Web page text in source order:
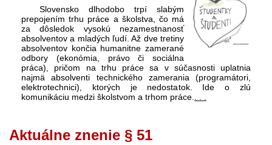
Slovensko dlhodobo trpí slabým
prepojením trhu práce a školstva, čo má
za dôsledok vysokú nezamestnanosť
absolventov a mladých ľudí. Až dve tretiny
absolventov končia humanitne zamerané
odbory (ekonómia, právo či sociálna
práca), pričom na trhu práce sa v súčasnosti uplatnia
najmä absolventi technického zamerania (programátori,
elektrotechnici), ktorých je nedostatok. Ide o zlú
komunikáciu medzi školstvom a trhom práce.
Aktuálne znenie § 51